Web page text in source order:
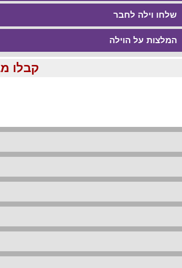
שלחו וילה לחבר
המלצות על הוילה
קבלו מבצעים